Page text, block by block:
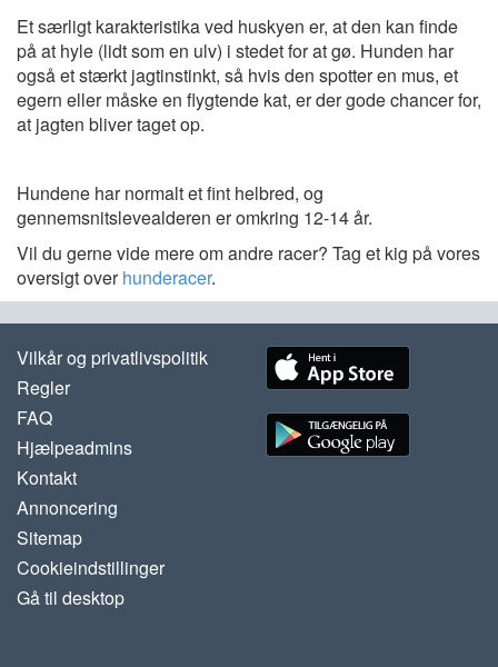
Et særligt karakteristika ved huskyen er, at den kan finde
på at hyle (lidt som en ulv) i stedet for at gø. Hunden har
også et stærkt jagtinstinkt, så hvis den spotter en mus, et
egern eller måske en flygtende kat, er der gode chancer for,
at jagten bliver taget op.
Hundene har normalt et fint helbred, og
gennemsnitslevealderen er omkring 12-14 år.
Vil du gerne vide mere om andre racer? Tag et kig på vores
oversigt overhunderacer.
Vilkår og privatlivspolitik
Regler
FAQ
Hjælpeadmins
Kontakt
Annoncering
Sitemap
Cookieindstillinger
Gå til desktop